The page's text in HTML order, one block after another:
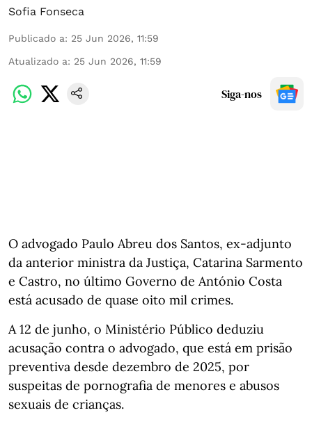
Sofia Fonseca
Publicado a: 25 Jun 2026, 11:59
Atualizado a: 25 Jun 2026, 11:59
Siga-nos
O advogado Paulo Abreu dos Santos, ex-adjunto
da anterior ministra da Justiça, Catarina Sarmento
e Castro, no último Governo de António Costa
está acusado de quase oito mil crimes.
A 12 de junho, o Ministério Público deduziu
acusação contra o advogado, que está em prisão
preventiva desde dezembro de 2025, por
suspeitas de pornografia de menores e abusos
sexuais de crianças.